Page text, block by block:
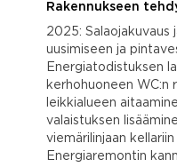
Rakennukseen
2025: Salaojakuvaus
uusimiseen ja
Energiatodistuksen
kerhohuoneen WC:n
leikkialueen
valaistuksen
viemärilinjaan
Energiaremontin